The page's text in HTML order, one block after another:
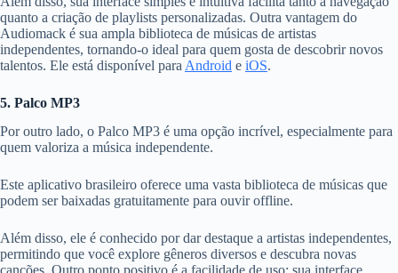
quanto a criação de playlists personalizadas. Outra vantagem do
Audiomack é sua ampla biblioteca de músicas de artistas
independentes, tornando-o ideal para quem gosta de descobrir novos
talentos. Ele está disponível para Android e iOS.
5. Palco MP3
Por outro lado, o Palco MP3 é uma opção incrível, especialmente para
quem valoriza a música independente.
Este aplicativo brasileiro oferece uma vasta biblioteca de músicas que
podem ser baixadas gratuitamente para ouvir offline.
Além disso, ele é conhecido por dar destaque a artistas independentes,
permitindo que você explore gêneros diversos e descubra novas